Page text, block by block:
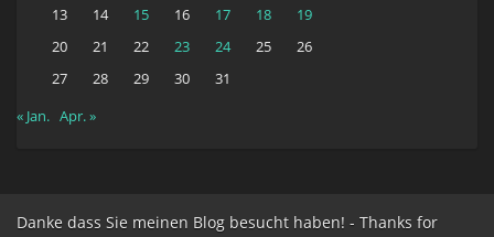
13
14 15 16 17 18
19
20
21 22 23 24 25
26
27
28 29 30
31
« Jan. Apr. »
Danke dass Sie meinen Blog besucht haben! - Thanks for